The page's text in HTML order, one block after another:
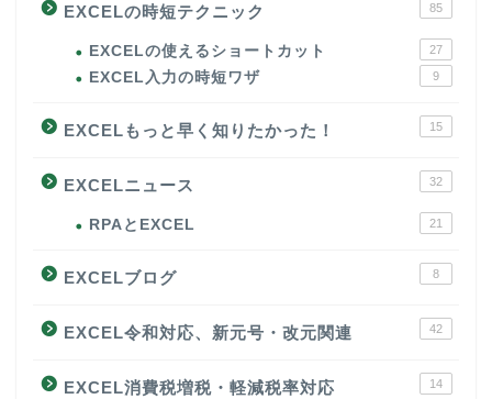
EXCELの時短テクニック 85
EXCELの使えるショートカット 27
EXCEL入力の時短ワザ 9
EXCELもっと早く知りたかった！ 15
EXCELニュース 32
RPAとEXCEL 21
EXCELブログ 8
EXCEL令和対応、新元号・改元関連 42
EXCEL消費税増税・軽減税率対応 14